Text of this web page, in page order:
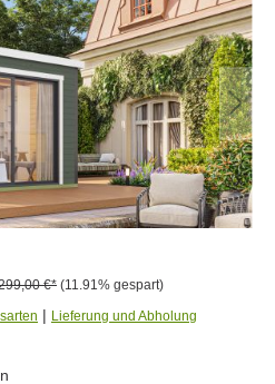
€* (11.91% gespart)
| Lieferung und Abholung